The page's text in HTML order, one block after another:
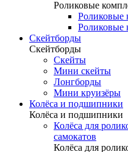
Роликовые
Роликовые
Роликовые
Скейтборды
Скейтборды
Скейты
Мини скейты
Лонгборды
Мини круизёры
Колёса и подшипники
Колёса и подшипники
Колёса для
самокатов
Колёса для